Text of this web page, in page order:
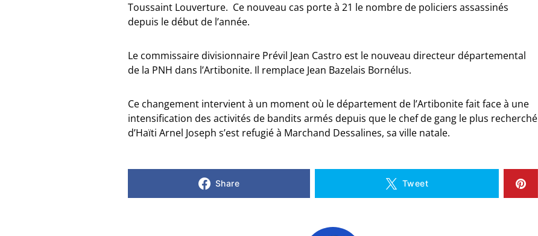
Toussaint Louverture. Ce nouveau cas porte à 21 le nombre de policiers assassinés
depuis le début de l’année.
Le commissaire divisionnaire Prévil Jean Castro est le nouveau directeur départemental
de la PNH dans l’Artibonite. Il remplace Jean Bazelais Bornélus.
Ce changement intervient à un moment où le département de l’Artibonite fait face à une
intensification des activités de bandits armés depuis que le chef de gang le plus recherché
d’Haïti Arnel Joseph s’est refugié à Marchand Dessalines, sa ville natale.
Share Tweet